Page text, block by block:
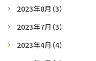
2023年8月 （3）
2023年7月 （3）
2023年4月 （4）